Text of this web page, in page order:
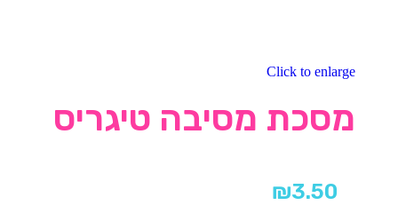
Click to enlarge
מסכת מסיבה טיגריס
₪3.50